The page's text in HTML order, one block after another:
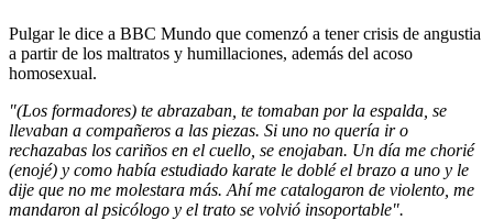
Pulgar le dice a BBC Mundo que comenzó a tener crisis de angustia
a partir de los maltratos y humillaciones, además del acoso
homosexual.
"(Los formadores) te abrazaban, te tomaban por la espalda, se
llevaban a compañeros a las piezas. Si uno no quería ir o
rechazabas los cariños en el cuello, se enojaban. Un día me chorié
(enojé) y como había estudiado karate le doblé el brazo a uno y le
dije que no me molestara más. Ahí me catalogaron de violento, me
mandaron al psicólogo y el trato se volvió insoportable".